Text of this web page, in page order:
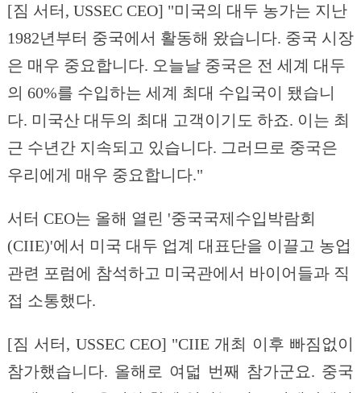
[짐 서터, USSEC CEO] "미국의 대두 농가는 지난
1982년부터 중국에서 활동해 왔습니다. 중국 시장
은 매우 중요합니다. 오늘날 중국은 전 세계 대두
의 60%를 수입하는 세계 최대 수입국이 됐습니
다. 미국산 대두의 최대 고객이기도 하죠. 이는 최
근 수년간 지속되고 있습니다. 그러므로 중국은
우리에게 매우 중요합니다."
서터 CEO는 올해 열린 '중국국제수입박람회
(CIIE)'에서 미국 대두 업계 대표단을 이끌고 농업
관련 포럼에 참석하고 미국관에서 바이어들과 직
접 소통했다.
[짐 서터, USSEC CEO] "CIIE 개최 이후 빠짐없이
참가했습니다. 올해로 여덟 번째 참가군요. 중국